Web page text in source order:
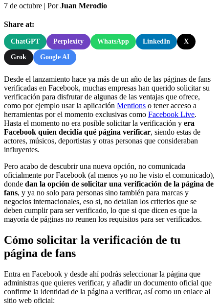
7 de octubre | PorJuan Merodio
Share at:
ChatGPT Perplexity WhatsApp LinkedIn X
Grok Google AI
Desde el lanzamiento hace ya más de un año de las páginas de fans
verificadas en Facebook, muchas empresas han querido solicitar su
verificación para disfrutar de algunas de las ventajas que ofrece,
como por ejemplo usar la aplicación Mentions o tener acceso a
herramientas por el momento exclusivas como Facebook Live.
Hasta el momento no era posible solicitar la verificación y era
Facebook quien decidía qué página verificar, siendo estas de
actores, músicos, deportistas y otras personas que consideraban
influyentes.
Pero acabo de descubrir una nueva opción, no comunicada
oficialmente por Facebook (al menos yo no he visto el comunicado),
donde dan la opción de solicitar una verificación de la página de
fans, y ya no solo para personas sino también para marcas y
negocios internacionales, eso si, no detallan los criterios que se
deben cumplir para ser verificado, lo que si que dicen es que la
mayoría de páginas no reunen los requisitos para ser verificados.
Cómo solicitar la verificación de tu
página de fans
Entra en Facebook y desde ahí podrás seleccionar la página que
administras que quieres verificar, y añadir un documento oficial que
confirme la identidad de la página a verificar, así como un enlace al
sitio web oficial: